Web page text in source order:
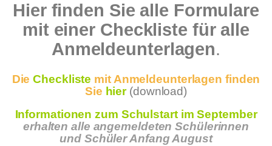
Masernimpfbescheinigung des Kindes,
falls in der Grundschule noch nicht
erfasst; (kann nachgereicht werden)
Hier finden Sie alle Formulare
mit einer Checkliste für alle
Anmeldeunterlagen.
DieCheckliste mit Anmeldeunterlagen finden
Sie hier(download)
Informationen zum Schulstart im September
erhalten alle angemeldeten Schülerinnen
und Schüler Anfang August